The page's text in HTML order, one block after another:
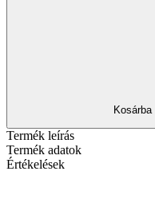
Kosárba
Termék leírás
Termék adatok
Értékelések